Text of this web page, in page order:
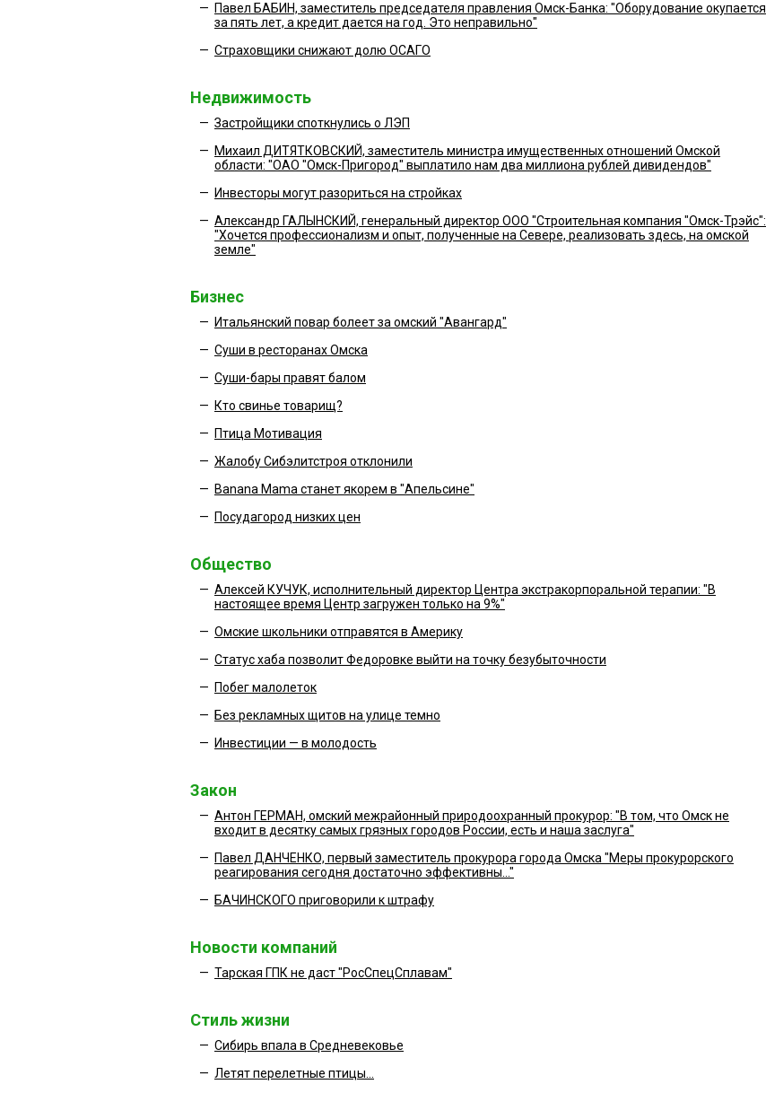
— Павел БАБИН, заместитель председателя правления Омск-Банка: "Оборудование окупается
за пять лет, а кредит дается на год. Это неправильно"
— Страховщики снижают долю ОСАГО
Недвижимость
— Застройщики споткнулись о ЛЭП
— Михаил ДИТЯТКОВСКИЙ, заместитель министра имущественных отношений Омской
области: "ОАО "Омск-Пригород" выплатило нам два миллиона рублей дивидендов"
— Инвесторы могут разориться на стройках
— Александр ГАЛЫНСКИЙ, генеральный директор ООО "Строительная компания "Омск-Трэйс":
"Хочется профессионализм и опыт, полученные на Севере, реализовать здесь, на омской
земле"
Бизнес
— Итальянский повар болеет за омский "Авангард"
— Суши в ресторанах Омска
— Суши-бары правят балом
— Кто свинье товарищ?
— Птица Мотивация
— Жалобу Сибэлитстроя отклонили
— Banana Mama станет якорем в "Апельсине"
— Посудагород низких цен
Общество
— Алексей КУЧУК, исполнительный директор Центра экстракорпоральной терапии: "В
настоящее время Центр загружен только на 9%"
— Омские школьники отправятся в Америку
— Статус хаба позволит Федоровке выйти на точку безубыточности
— Побег малолеток
— Без рекламных щитов на улице темно
— Инвестиции — в молодость
Закон
— Антон ГЕРМАН, омский межрайонный природоохранный прокурор: "В том, что Омск не
входит в десятку самых грязных городов России, есть и наша заслуга"
— Павел ДАНЧЕНКО, первый заместитель прокурора города Омска "Меры прокурорского
реагирования сегодня достаточно эффективны..."
— БАЧИНСКОГО приговорили к штрафу
Новости компаний
— Тарская ГПК не даст "РосСпецСплавам"
Стиль жизни
— Сибирь впала в Средневековье
— Летят перелетные птицы...